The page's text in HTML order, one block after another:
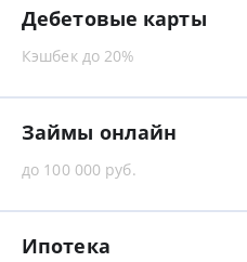
Дебетовые карты
Кэшбек до 20%
Займы онлайн
до 100 000 руб.
Ипотека